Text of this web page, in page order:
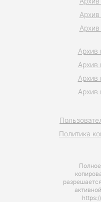
Политика
Архив
Архив
Архив
Архив